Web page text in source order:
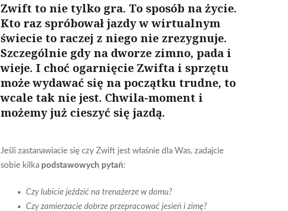
Zwift to nie tylko gra. To sposób na życie.
Kto raz spróbował jazdy w wirtualnym
świecie to raczej z niego nie zrezygnuje.
Szczególnie gdy na dworze zimno, pada i
wieje. I choć ogarnięcie Zwifta i sprzętu
może wydawać się na początku trudne, to
wcale tak nie jest. Chwila-moment i
możemy już cieszyć się jazdą.
Jeśli zastanawiacie się czy Zwift jest właśnie dla Was, zadajcie
sobie kilka podstawowych pytań:
Czy lubicie jeździć na trenażerze w domu?
Czy zamierzacie dobrze przepracować jesień i zimę?